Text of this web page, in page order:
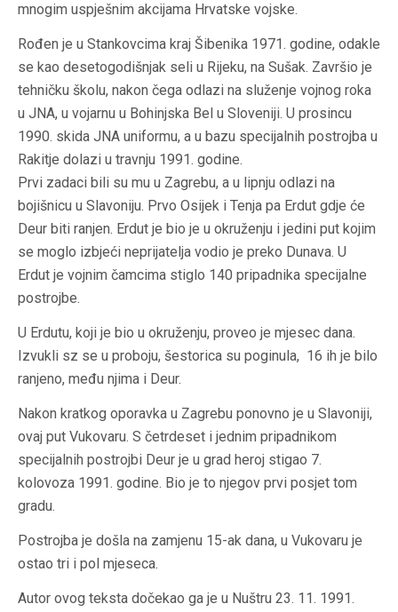
mnogim uspješnim akcijama Hrvatske vojske.
Rođen je u Stankovcima kraj Šibenika 1971. godine, odakle
se kao desetogodišnjak seli u Rijeku, na Sušak. Završio je
tehničku školu, nakon čega odlazi na služenje vojnog roka
u JNA, u vojarnu u Bohinjska Bel u Sloveniji. U prosincu
1990. skida JNA uniformu, a u bazu specijalnih postrojba u
Rakitje dolazi u travnju 1991. godine.
Prvi zadaci bili su mu u Zagrebu, a u lipnju odlazi na
bojišnicu u Slavoniju. Prvo Osijek i Tenja pa Erdut gdje će
Deur biti ranjen. Erdut je bio je u okruženju i jedini put kojim
se moglo izbjeći neprijatelja vodio je preko Dunava. U
Erdut je vojnim čamcima stiglo 140 pripadnika specijalne
postrojbe.
U Erdutu, koji je bio u okruženju, proveo je mjesec dana.
Izvukli sz se u proboju, šestorica su poginula, 16 ih je bilo
ranjeno, među njima i Deur.
Nakon kratkog oporavka u Zagrebu ponovno je u Slavoniji,
ovaj put Vukovaru. S četrdeset i jednim pripadnikom
specijalnih postrojbi Deur je u grad heroj stigao 7.
kolovoza 1991. godine. Bio je to njegov prvi posjet tom
gradu.
Postrojba je došla na zamjenu 15-ak dana, u Vukovaru je
ostao tri i pol mjeseca.
Autor ovog teksta dočekao ga je u Nuštru 23. 11. 1991.